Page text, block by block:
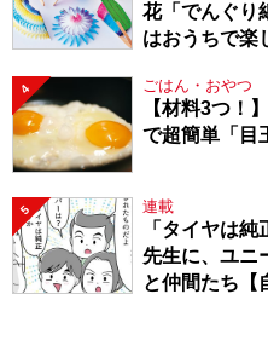
花「でんぐり
はおうちで楽
4 ごはん・おやつ
【材料3つ！
で超簡単「目
5 連載
「タイヤは
先生に、ユニ
と仲間たち【